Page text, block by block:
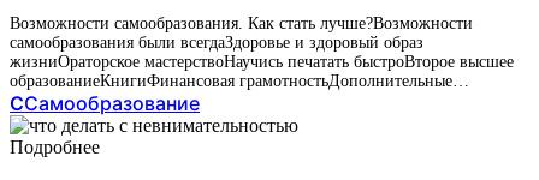
Возможности самообразования. Как стать лучше?Возможности
самообразования были всегдаЗдоровье и здоровый образ
жизниОраторское мастерствоНаучись печатать быстроВторое высшее
образованиеКнигиФинансовая грамотностьДополнительные…
ССамообразование
Подробнее